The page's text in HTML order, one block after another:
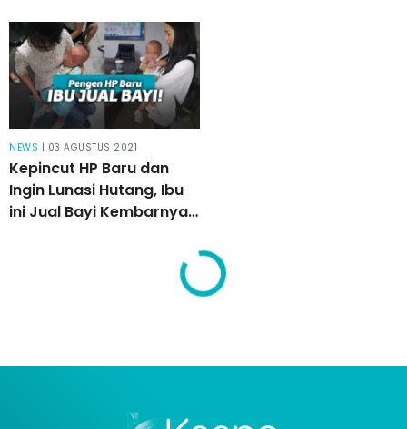
Alasannya!
NEWS | 03 AGUSTUS 2021
Kepincut HP Baru dan
Ingin Lunasi Hutang, Ibu
ini Jual Bayi Kembarnya